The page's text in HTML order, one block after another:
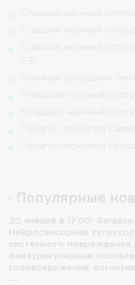
Старший научный
Старший научный
Старший научный
Е.В.
Научный сотрудник
Младший научный
Младший научный
Педагог-фонопед
Педагог-фонопед
Популярные
20 января в 17:00! Загадки
Нейросенсорная
системного повреждения
Внеаурикулярные
головокружения,